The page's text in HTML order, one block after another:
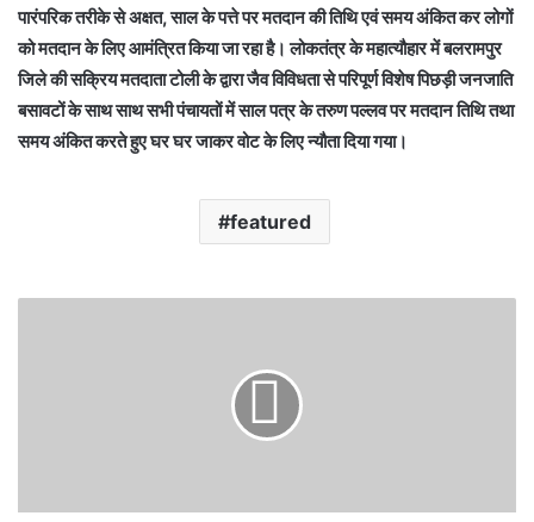
पारंपरिक तरीके से अक्षत, साल के पत्ते पर मतदान की तिथि एवं समय अंकित कर लोगों
को मतदान के लिए आमंत्रित किया जा रहा है। लोकतंत्र के महात्यौहार में बलरामपुर
जिले की सक्रिय मतदाता टोली के द्वारा जैव विविधता से परिपूर्ण विशेष पिछड़ी जनजाति
बसावटों के साथ साथ सभी पंचायतों में साल पत्र के तरुण पल्लव पर मतदान तिथि तथा
समय अंकित करते हुए घर घर जाकर वोट के लिए न्यौता दिया गया।
featured